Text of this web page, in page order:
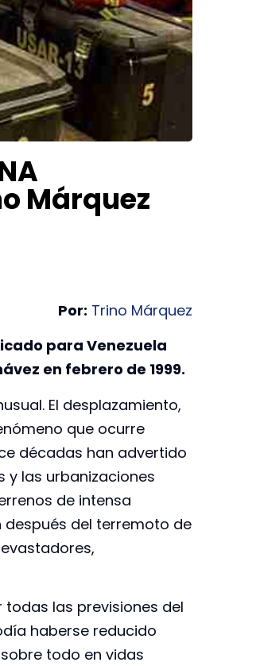
Márquez
Por: Trino Márquez
para Venezuela
en febrero de 1999.
El desplazamiento,
que ocurre
décadas han advertido
y las urbanizaciones
de intensa
del terremoto de
las previsiones del
haberse reducido
todo en vidas